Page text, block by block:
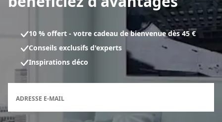
10 % offert - votre cadeau de bienvenue dès 45 €
Conseils exclusifs d'experts
Inspirations déco
ADRESSE E-MAIL